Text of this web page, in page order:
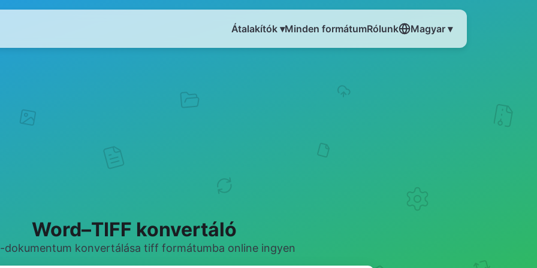
Átalakítók ▾Minden formátumRólunk Magyar ▾
Word–TIFF konvertáló
dokumentum konvertálása tiff formátumba online ingyen